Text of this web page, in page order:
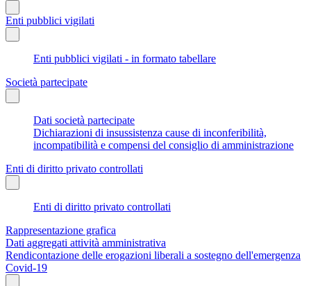
Enti pubblici vigilati
Enti pubblici vigilati - in formato tabellare
Società partecipate
Dati società partecipate
Dichiarazioni di insussistenza cause di inconferibilità,
incompatibilità e compensi del consiglio di amministrazione
Enti di diritto privato controllati
Enti di diritto privato controllati
Rappresentazione grafica
Dati aggregati attività amministrativa
Rendicontazione delle erogazioni liberali a sostegno dell'emergenza
Covid-19